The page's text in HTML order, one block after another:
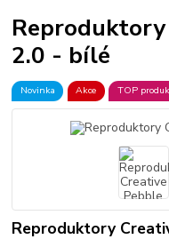
2.0 - bílé
Novinka Akce TOP
Reproduktory